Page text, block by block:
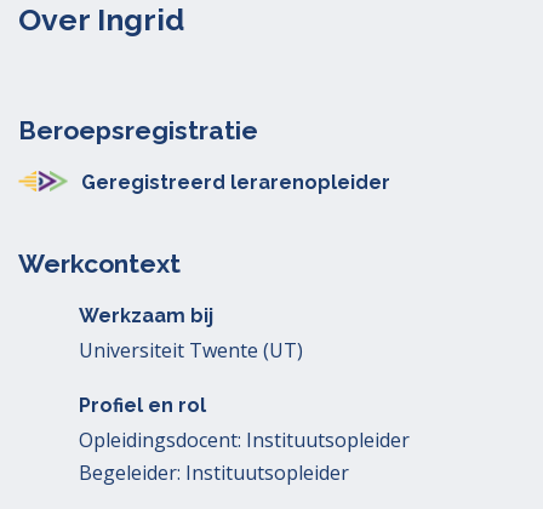
Over Ingrid
Beroepsregistratie
Geregistreerd lerarenopleider
Werkcontext
Werkzaam bij
Universiteit Twente (UT)
Profiel en rol
Opleidingsdocent: Instituutsopleider
Begeleider: Instituutsopleider